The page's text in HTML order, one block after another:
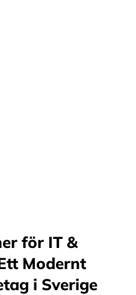
för IT &
Modernt
i Sverige